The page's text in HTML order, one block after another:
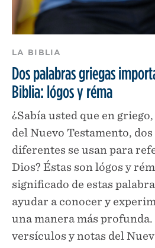
LA BIBLIA
Dos palabras griegas
Biblia: lógos y réma
¿Sabía usted que en
del Nuevo Testamento,
diferentes se usan para
Dios? Éstas son lógos y
significado de estas
ayudar a conocer y
una manera más
versículos y notas del